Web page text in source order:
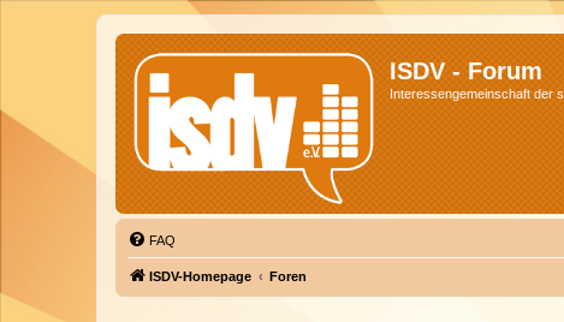
ISDV - Forum
Interessengemeinschaft der
FAQ
ISDV-Homepage Foren